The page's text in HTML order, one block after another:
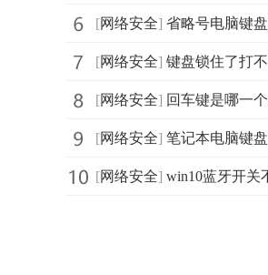
[网络安全] 省略号电脑键盘怎么打？省略号在键盘
[网络安全] 键盘锁住了打不了字怎么办？键盘锁住
[网络安全] 回车键是哪一个键？回车键有什么用？
[网络安全] 笔记本电脑键盘没反应怎么办？笔记本
[网络安全] win10蓝牙开关不见了怎么办？win10蓝